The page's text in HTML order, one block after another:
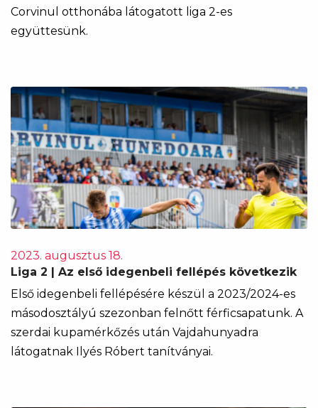
Corvinul otthonába látogatott liga 2-es
együttesünk.
2023. augusztus 18.
Liga 2 | Az első idegenbeli fellépés következik
Első idegenbeli fellépésére készül a 2023/2024-es
másodosztályú szezonban felnőtt férficsapatunk. A
szerdai kupamérkőzés után Vajdahunyadra
látogatnak Ilyés Róbert tanítványai.